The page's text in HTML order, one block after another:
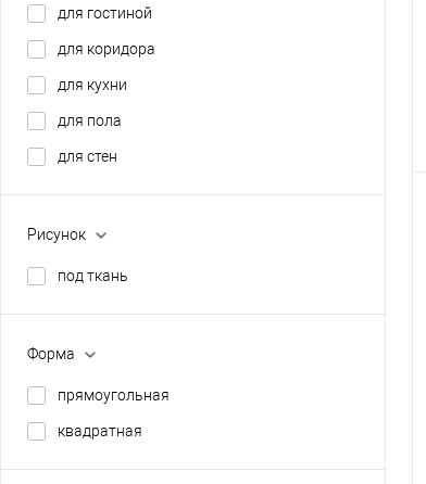
для гостиной
для коридора
для кухни
для пола
для стен
Рисунок
под ткань
Форма
прямоугольная
квадратная